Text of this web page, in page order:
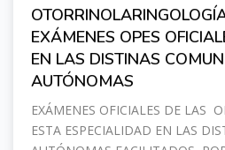
EXÁMENES OPES
EN LAS DISTINAS
AUTÓNOMAS
EXÁMENES OFICIALES DE LAS
ESTA ESPECIALIDAD EN LAS